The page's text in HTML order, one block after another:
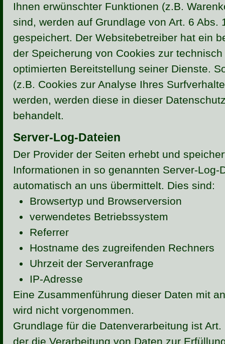
Ihnen erwünschter Funktionen (z.B.
sind, werden auf Grundlage von Art. 6 Abs.
gespeichert. Der Websitebetreiber hat ein
der Speicherung von Cookies zur
optimierten Bereitstellung seiner Dienste.
(z.B. Cookies zur Analyse Ihres
werden, werden diese in dieser
behandelt.
Server-Log-Dateien
Der Provider der Seiten erhebt und
Informationen in so genannten Server-Log-
automatisch an uns übermittelt. Dies sind:
Browsertyp und Browserversion
verwendetes Betriebssystem
Referrer
Hostname des zugreifenden Rechners
Uhrzeit der Serveranfrage
IP-Adresse
Eine Zusammenführung dieser Daten mit
wird nicht vorgenommen.
Grundlage für die Datenverarbeitung ist
der die Verarbeitung von Daten zur